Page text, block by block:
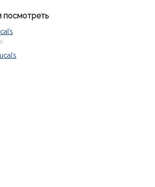
посмотреть